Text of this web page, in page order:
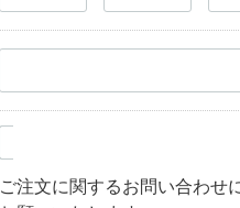
ご注文に関するお問い合わせ